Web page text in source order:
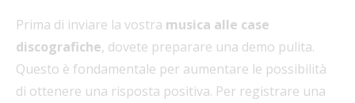
Prima di inviare la vostra musica alle case
discografiche, dovete preparare una demo pulita.
Questo è fondamentale per aumentare le possibilità
di ottenere una risposta positiva. Per registrare una